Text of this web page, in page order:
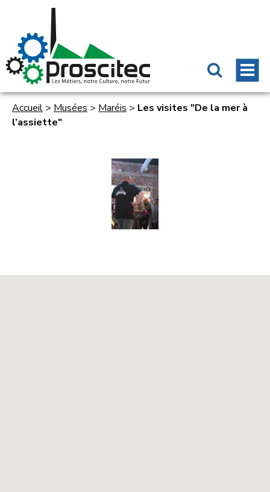
Accueil > Musées > Maréis > Les visites "De la mer à
l’assiette"